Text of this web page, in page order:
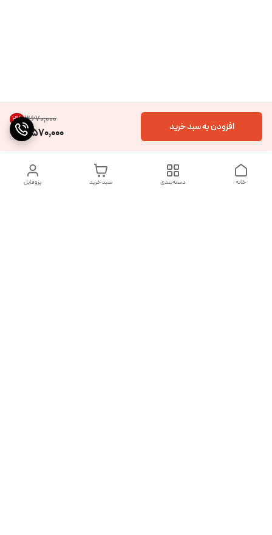
۳٬۶۷۰٬۰۰۰ 2%
3,570,000 افزودن به سبد خرید
پروفایل سبد خرید دسته‌بندی خانه